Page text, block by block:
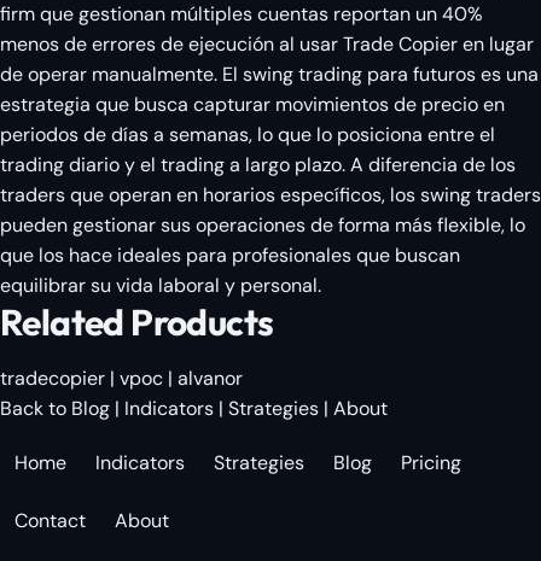
firm que gestionan múltiples cuentas reportan un 40%
menos de errores de ejecución al usar Trade Copier en lugar
de operar manualmente. El swing trading para futuros es una
estrategia que busca capturar movimientos de precio en
periodos de días a semanas, lo que lo posiciona entre el
trading diario y el trading a largo plazo. A diferencia de los
traders que operan en horarios específicos, los swing traders
pueden gestionar sus operaciones de forma más flexible, lo
que los hace ideales para profesionales que buscan
equilibrar su vida laboral y personal.
Related Products
tradecopier | vpoc | alvanor
Back to Blog | Indicators | Strategies | About
Home Indicators Strategies Blog Pricing
Contact About